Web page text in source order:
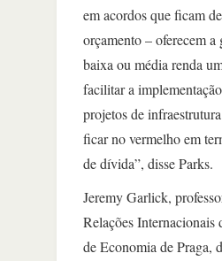
em acordos que ficam
orçamento – oferecem a
baixa ou média renda
facilitar a
projetos de
ficar no vermelho em
de dívida”, disse Parks.
Jeremy Garlick,
Relações Internacionais
de Economia de Praga,